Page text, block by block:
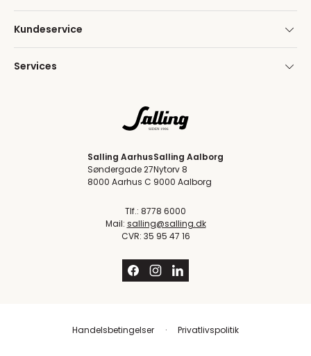
Kundeservice
Services
Salling Aarhus
Søndergade 27
8000 Aarhus C
Salling Aalborg
Nytorv 8
9000 Aalborg
Tlf.: 8778 6000
Mail: salling@salling.dk
CVR: 35 95 47 16
Handelsbetingelser Privatlivspolitik